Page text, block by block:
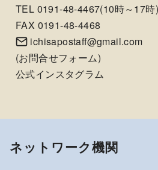
TEL 0191-48-4467(10時～17時)
FAX 0191-48-4468
ichisapostaff@gmail.com
(お問合せフォーム)
公式インスタグラム
ネットワーク機関